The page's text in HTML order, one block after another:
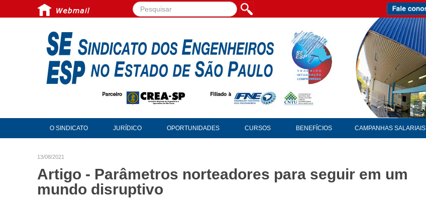
Pesquisar...
O SINDICATO JURÍDICO OPORTUNIDADES CURSOS BENEFÍCIOS CAMPANHAS SALARIAIS
13/08/2021
Artigo - Parâmetros norteadores para seguir em um
mundo disruptivo